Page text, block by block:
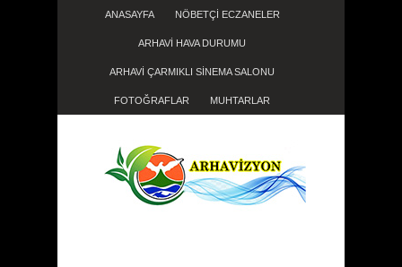
ANASAYFA NÖBETÇİ ECZANELER
ARHAVİ HAVA DURUMU
ARHAVİ ÇARMIKLI SİNEMA SALONU
FOTOĞRAFLAR MUHTARLAR